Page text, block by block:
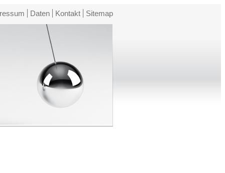
Daten Kontakt Sitemap